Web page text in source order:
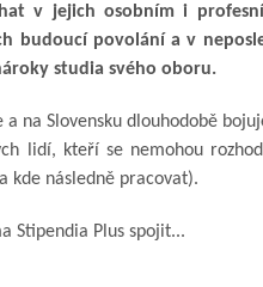
v jejich osobním i
budoucí povolání a v
studia svého oboru.
na Slovensku dlouhodobě
lidí, kteří se nemohou
kde následně pracovat).
Stipendia Plus spojit...